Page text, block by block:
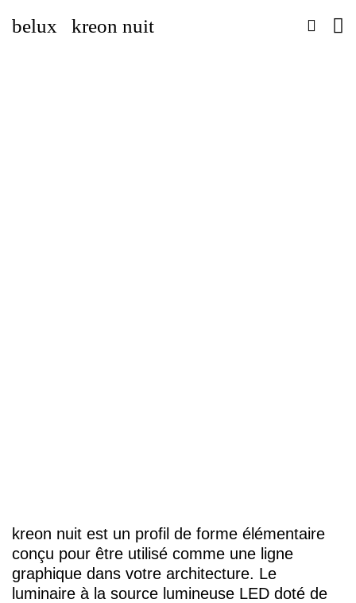
belux kreon nuit
kreon nuit est un profil de forme élémentaire
conçu pour être utilisé comme une ligne
graphique dans votre architecture. Le
luminaire à la source lumineuse LED doté de